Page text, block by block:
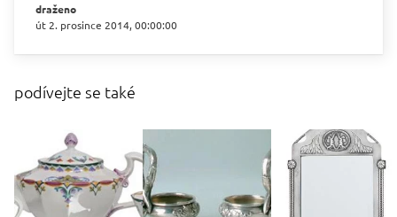
draženo
út 2. prosince 2014, 00:00:00
podívejte se také